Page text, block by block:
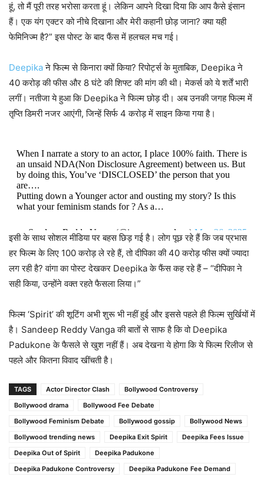
हूं, तो मैं पूरी तरह भरोसा करता हूं। लेकिन आपने दिखा दिया कि आप कैसे इंसान
हैं। एक यंग एक्टर को नीचे दिखाना और मेरी कहानी छोड़ जाना? क्या यही
फेमिनिज्म है?” इस पोस्ट के बाद फैंस में हलचल मच गई।
Deepikaने फिल्म से किनारा क्यों किया? रिपोर्ट्स के मुताबिक, Deepika ने
40 करोड़ की फीस और 8 घंटे की शिफ्ट की मांग की थी। मेकर्स को ये शर्तें भारी
लगीं। नतीजा ये हुआ कि Deepika ने फिल्म छोड़ दी। अब उनकी जगह फिल्म में
तृप्ति डिमरी नजर आएंगी, जिन्हें सिर्फ 4 करोड़ में साइन किया गया है।
When I narrate a story to an actor, I place 100% faith. There is
an unsaid NDA(Non Disclosure Agreement) between us. But
by doing this, You’ve ‘DISCLOSED’ the person that you
are….
Putting down a Younger actor and ousting my story? Is this
what your feminism stands for ? As a…
— Sandeep Reddy Vanga (@imvangasandeep) May 26, 2025
इसी के साथ सोशल मीडिया पर बहस छिड़ गई है। लोग पूछ रहे हैं कि जब प्रभास
हर फिल्म के लिए 100 करोड़ ले रहे हैं, तो दीपिका की 40 करोड़ फीस क्यों ज्यादा
लग रही है? वांगा का पोस्ट देखकर Deepika के फैंस कह रहे हैं – “दीपिका ने
सही किया, उन्होंने वक्त रहते फैसला लिया।”
फिल्म ‘Spirit’ की शूटिंग अभी शुरू भी नहीं हुई और इससे पहले ही फिल्म सुर्खियों में
है। Sandeep Reddy Vanga की बातों से साफ है कि वो Deepika
Padukone के फैसले से खुश नहीं हैं। अब देखना ये होगा कि ये फिल्म रिलीज से
पहले और कितना विवाद खींचती है।
TAGS Actor Director Clash
Bollywood Controversy
Bollywood drama
Bollywood Fee Debate
Bollywood Feminism Debate
Bollywood gossip
Bollywood News
Bollywood trending news
Deepika Exit Spirit
Deepika Fees Issue
Deepika Out of Spirit
Deepika Padukone
Deepika Padukone Controversy
Deepika Padukone Fee Demand